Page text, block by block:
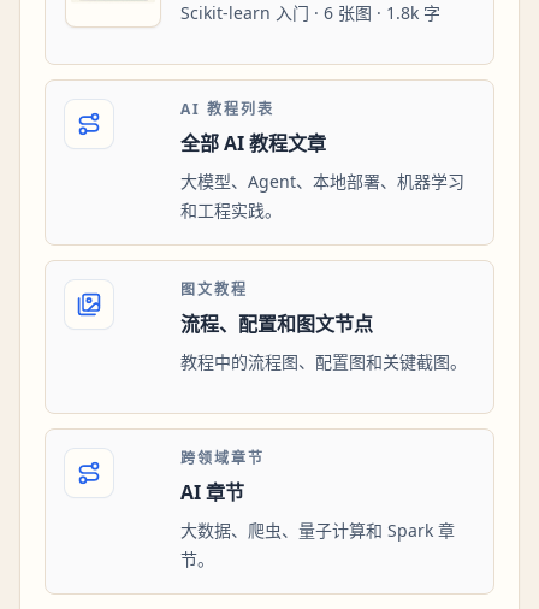
Scikit-learn 入门 · 6 张图 · 1.8k 字
AI 教程列表
全部 AI 教程文章
大模型、Agent、本地部署、机器学习
和工程实践。
图文教程
流程、配置和图文节点
教程中的流程图、配置图和关键截图。
跨领域章节
AI 章节
大数据、爬虫、量子计算和 Spark 章
节。